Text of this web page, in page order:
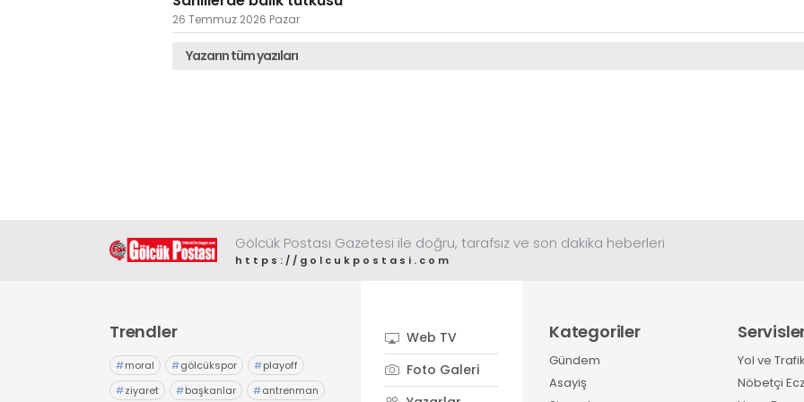
26 Temmuz 2026 Pazar
Yazarın tüm yazıları
Gölcük Postası Gazetesi ile doğru, tarafsız ve son dakika heberleri
https://golcukpostasi.com
Trendler
#moral #gölcükspor #playoff
#ziyaret #başkanlar #antrenman
Web TV
Foto Galeri
Kategoriler
Gündem
Asayiş
Yol ve
Nöbetçi